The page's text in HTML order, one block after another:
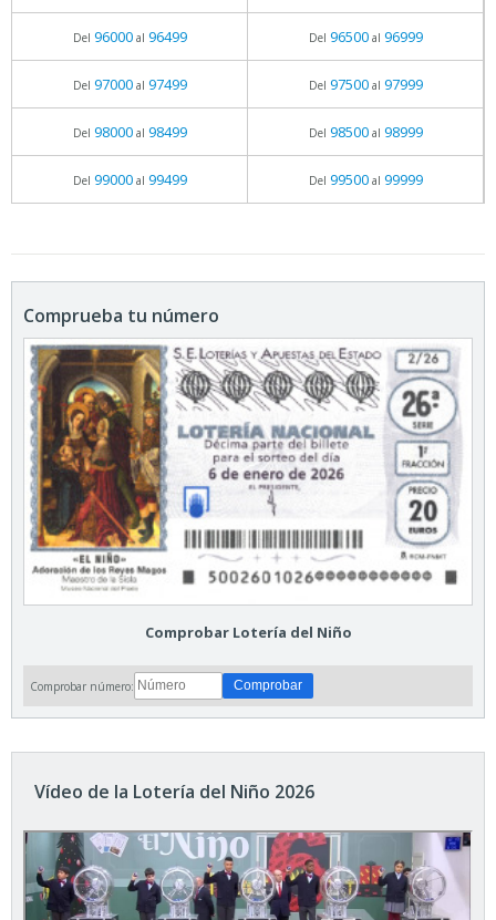
Del 96000al 96499 Del 96500al 96999
Del 97000al 97499 Del 97500al 97999
Del 98000al 98499 Del 98500al 98999
Del 99000al 99499 Del 99500al 99999
Comprueba tu número
Comprobar Lotería del Niño
Comprobar número:
Vídeo de la Lotería del Niño 2026